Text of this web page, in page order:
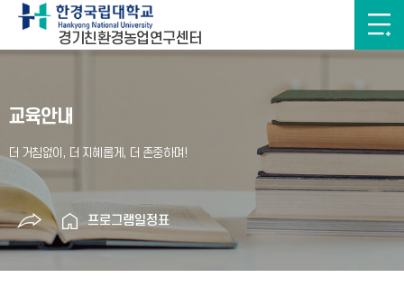
경기친환경농업연구센터
교육안내
프로그램일정표